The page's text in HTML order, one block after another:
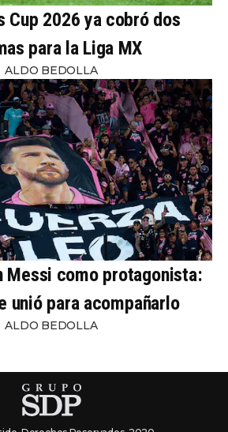
Cup 2026 ya cobró dos
para la Liga MX
ALDO BEDOLLA
Messi como protagonista:
unió para acompañarlo
ALDO BEDOLLA